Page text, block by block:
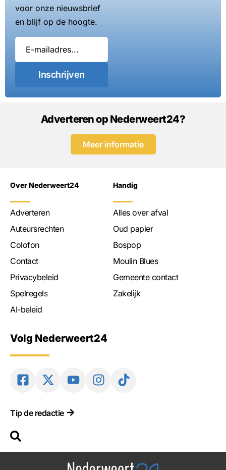
voor onze nieuwsbrief
en blijf op de hoogte.
Inschrijven
Adverteren op Nederweert24?
Meer informatie
Over Nederweert24
Adverteren
Auteursrechten
Colofon
Contact
Privacybeleid
Spelregels
AI-beleid
Handig
Alles over afval
Oud papier
Bospop
Moulin Blues
Gemeente contact
Zakelijk
Volg Nederweert24
Tip de redactie